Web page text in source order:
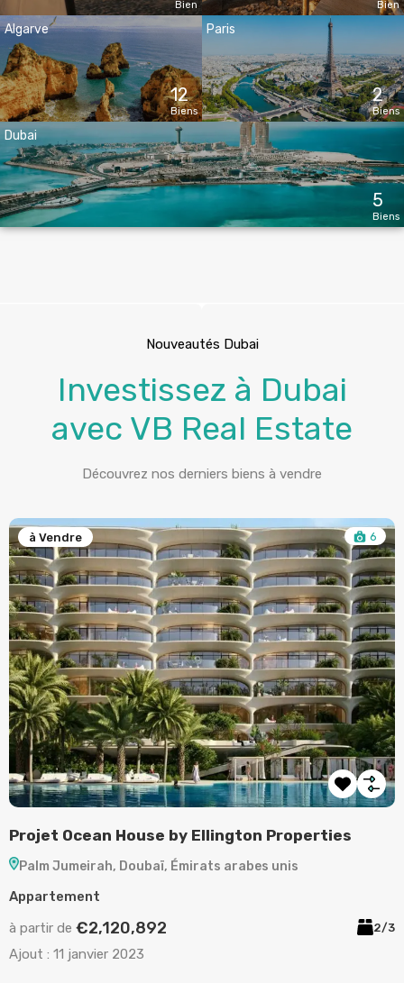
Bien Bien
Algarve
12
Biens
Paris
2
Biens
Dubai
5
Biens
Nouveautés Dubai
Investissez à Dubai
avec VB Real Estate
Découvrez nos derniers biens à vendre
à Vendre 6
Projet Ocean House by Ellington Properties
Palm Jumeirah, Doubaï, Émirats arabes unis
Appartement
à partir de €2,120,892 2/3
Ajout : 11 janvier 2023